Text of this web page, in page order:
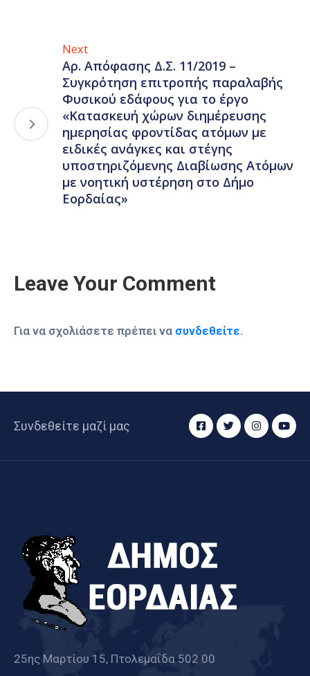
Next
Αρ. Απόφασης Δ.Σ. 11/2019 –
Συγκρότηση επιτροπής παραλαβής
Φυσικού εδάφους για το έργο
«Κατασκευή χώρων διημέρευσης
ημερησίας φροντίδας ατόμων με
ειδικές ανάγκες και στέγης
υποστηριζόμενης Διαβίωσης Ατόμων
με νοητική υστέρηση στο Δήμο
Εορδαίας»
Leave Your Comment
Για να σχολιάσετε πρέπει να συνδεθείτε.
Συνδεθείτε μαζί μας
25ης Μαρτίου 15, Πτολεμαΐδα 502 00